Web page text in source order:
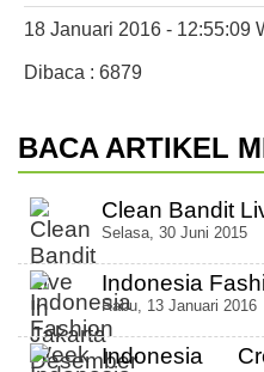
18 Januari 2016 - 12:55:09
Dibaca : 6879
BACA ARTIKEL
Clean Bandit
Selasa, 30 Juni 2015
Indonesia
Rabu, 13 Januari 2016
Indonesia